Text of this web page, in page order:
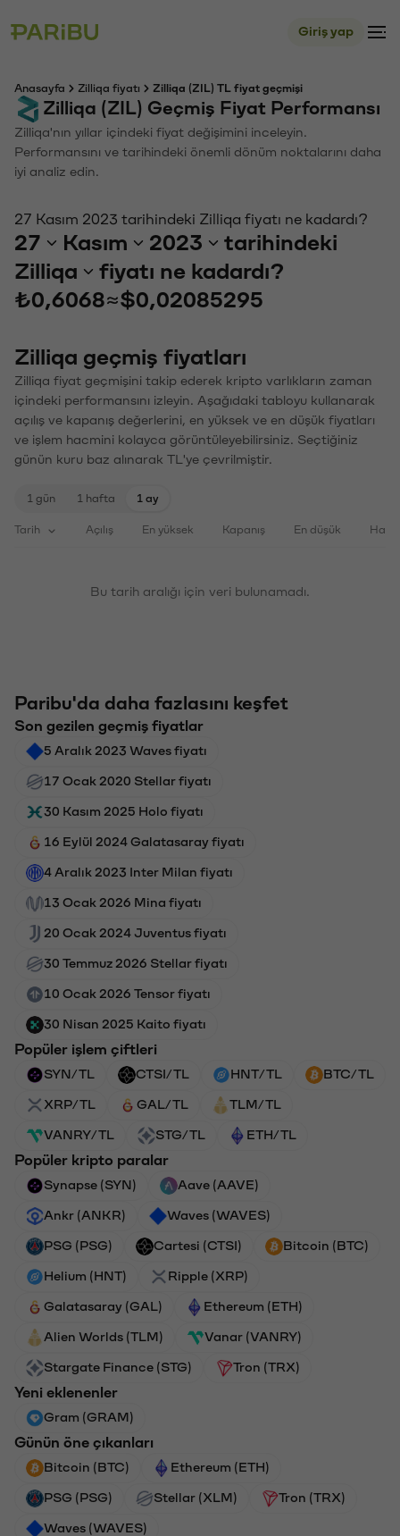
Giriş yap
Anasayfa Zilliqa fiyatı Zilliqa (ZIL) TL fiyat geçmişi
Zilliqa (ZIL) Geçmiş Fiyat Performansı
Zilliqa'nın yıllar içindeki fiyat değişimini inceleyin.
Performansını ve tarihindeki önemli dönüm noktalarını daha
iyi analiz edin.
27 Kasım 2023 tarihindeki Zilliqa fiyatı ne kadardı?
27 Kasım 2023
tarihindeki
Zilliqa
fiyatı ne kadardı?
₺0,6068≈$0,02085295
Zilliqa geçmiş fiyatları
Zilliqa fiyat geçmişini takip ederek kripto varlıkların zaman
içindeki performansını izleyin. Aşağıdaki tabloyu kullanarak
açılış ve kapanış değerlerini, en yüksek ve en düşük fiyatları
ve işlem hacmini kolayca görüntüleyebilirsiniz. Seçtiğiniz
günün kuru baz alınarak TL'ye çevrilmiştir.
1 gün 1 hafta 1 ay
Tarih Açılış En yüksek Kapanış En düşük
Bu tarih aralığı için veri bulunamadı.
Paribu'da daha fazlasını keşfet
Son gezilen geçmiş fiyatlar
5 Aralık 2023 Waves fiyatı
17 Ocak 2020 Stellar fiyatı
30 Kasım 2025 Holo fiyatı
16 Eylül 2024 Galatasaray fiyatı
4 Aralık 2023 Inter Milan fiyatı
13 Ocak 2026 Mina fiyatı
20 Ocak 2024 Juventus fiyatı
30 Temmuz 2026 Stellar fiyatı
10 Ocak 2026 Tensor fiyatı
30 Nisan 2025 Kaito fiyatı
Popüler işlem çiftleri
SYN/TL CTSI/TL HNT/TL BTC/TL
XRP/TL GAL/TL TLM/TL
VANRY/TL STG/TL ETH/TL
Popüler kripto paralar
Synapse (SYN) Aave (AAVE)
Ankr (ANKR) Waves (WAVES)
PSG (PSG) Cartesi (CTSI) Bitcoin (BTC)
Helium (HNT) Ripple (XRP)
Galatasaray (GAL) Ethereum (ETH)
Alien Worlds (TLM) Vanar (VANRY)
Stargate Finance (STG) Tron (TRX)
Yeni eklenenler
Gram (GRAM)
Günün öne çıkanları
Bitcoin (BTC) Ethereum (ETH)
PSG (PSG) Stellar (XLM) Tron (TRX)
Waves (WAVES)